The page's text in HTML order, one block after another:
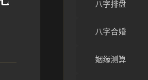
八字排盘
八字合婚
姻缘测算